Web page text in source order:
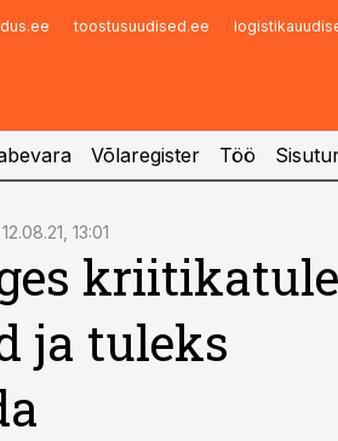
toostusuudised.ee
Võlaregister Töö
12.08.21, 13:01
ja tuleks